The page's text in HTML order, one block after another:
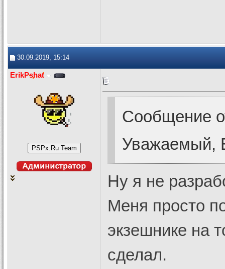
30.09.2019, 15:14
ErikPshat
Сообщение
Уважаемый,
Ну я не
Меня просто
экзешнике на
сделал.